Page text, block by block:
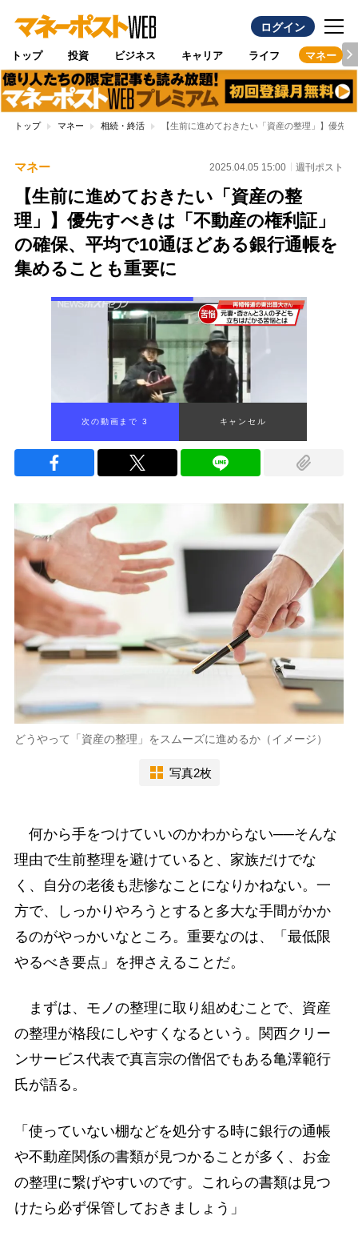
ログイン
トップ 投資 ビジネス キャリア ライフ マネー
トップ マネー 相続・終活 【生前に進めておきたい「資産の整理」】優先
マネー 2025.04.05 15:00 週刊ポスト
【生前に進めておきたい「資産の整
理」】優先すべきは「不動産の権利証」
の確保、平均で10通ほどある銀行通帳を
集めることも重要に
次の動画まで 2 キャンセル
どうやって「資産の整理」をスムーズに進めるか（イメージ）
写真2枚
何から手をつけていいのかわからない──そんな
理由で生前整理を避けていると、家族だけでな
く、自分の老後も悲惨なことになりかねない。一
方で、しっかりやろうとすると多大な手間がかか
るのがやっかいなところ。重要なのは、「最低限
やるべき要点」を押さえることだ。
まずは、モノの整理に取り組めむことで、資産
の整理が格段にしやすくなるという。関西クリー
ンサービス代表で真言宗の僧侶でもある亀澤範行
氏が語る。
「使っていない棚などを処分する時に銀行の通帳
や不動産関係の書類が見つかることが多く、お金
の整理に繋げやすいのです。これらの書類は見つ
けたら必ず保管しておきましょう」